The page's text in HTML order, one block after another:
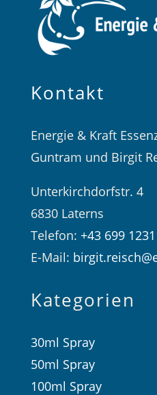
Kontakt
Energie & Kraft
Guntram und Birgit
Unterkirchdorfstr. 4
6830 Laterns
Telefon: +43 699
E-Mail:
Kategorien
30ml Spray
50ml Spray
100ml Spray